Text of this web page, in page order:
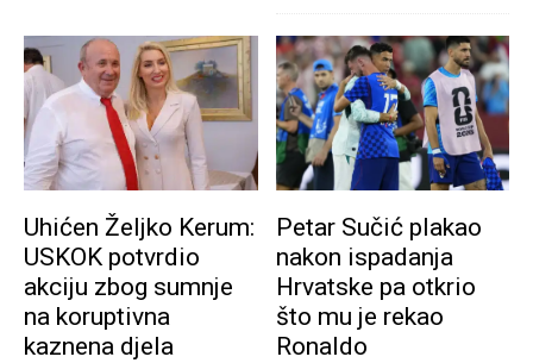
Uhićen Željko Kerum:
USKOK potvrdio
akciju zbog sumnje
na koruptivna
kaznena djela
Petar Sučić plakao
nakon ispadanja
Hrvatske pa otkrio
što mu je rekao
Ronaldo